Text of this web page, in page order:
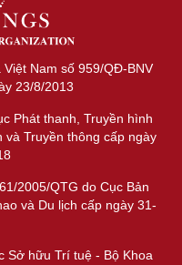
Nam số 959/QĐ-BNV
23/8/2013
Phát thanh, Truyền hình
Truyền thông cấp ngày
2005/QTG do Cục Bản
và Du lịch cấp ngày 31-
Sở hữu Trí tuệ - Bộ Khoa